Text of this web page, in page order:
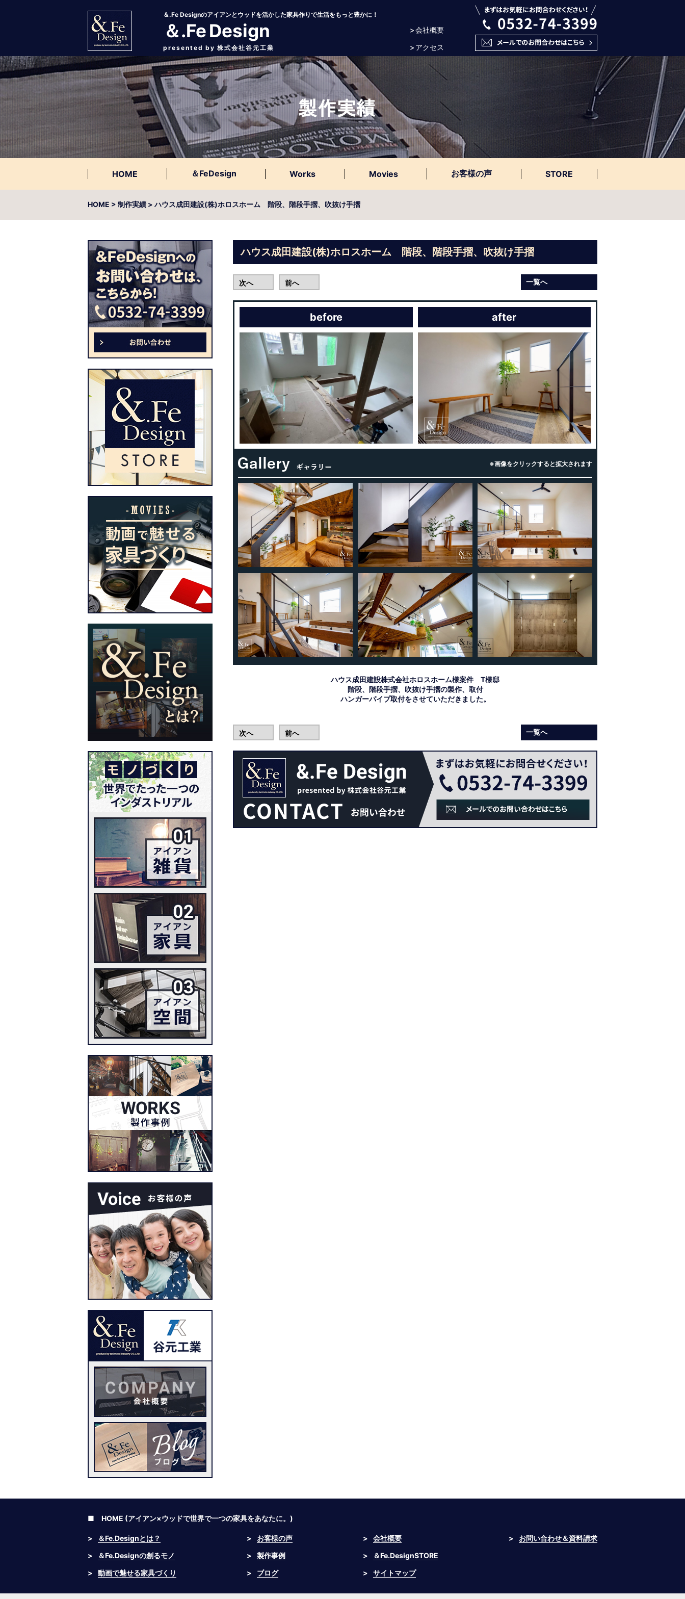
＆.Fe Designのアイアンとウッドを活かした家具作りで生活をもっと豊かに！
＆.Fe Design
presented by 株式会社谷元工業
> 会社概要
> アクセス
HOME ＆FeDesign Works Movies お客様の声 STORE
HOME > 制作実績 > ハウス成田建設(株)ホロスホーム 階段、階段手摺、吹抜け手摺
ハウス成田建設(株)ホロスホーム 階段、階段手摺、吹抜け手摺
次へ 前へ 一覧へ
before after
※画像をクリックすると拡大されます
ハウス成田建設株式会社ホロスホーム様案件 T様邸
階段、階段手摺、吹抜け手摺の製作、取付
ハンガーパイプ取付をさせていただきました。
次へ 前へ 一覧へ
■ HOME (アイアン×ウッドで世界で一つの家具をあなたに。)
>
＆Fe.Designとは？
>
＆Fe.Designの創るモノ
>
動画で魅せる家具づくり
>
お客様の声
>
製作事例
>
ブログ
>
会社概要
>
＆Fe.DesignSTORE
>
サイトマップ
> お問い合わせ＆資料請求